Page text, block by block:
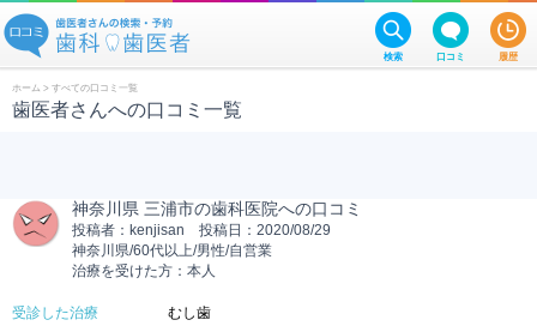
検索 口コミ 履歴
ホーム > すべての口コミ一覧
歯医者さんへの口コミ一覧
神奈川県 三浦市の歯科医院への口コミ
投稿者：kenjisan 投稿日：2020/08/29
神奈川県/60代以上/男性/自営業
治療を受けた方：本人
受診した治療
むし歯